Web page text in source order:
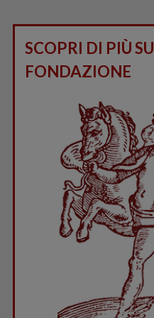
SCOPRI DI PIÙ SU
FONDAZIONE